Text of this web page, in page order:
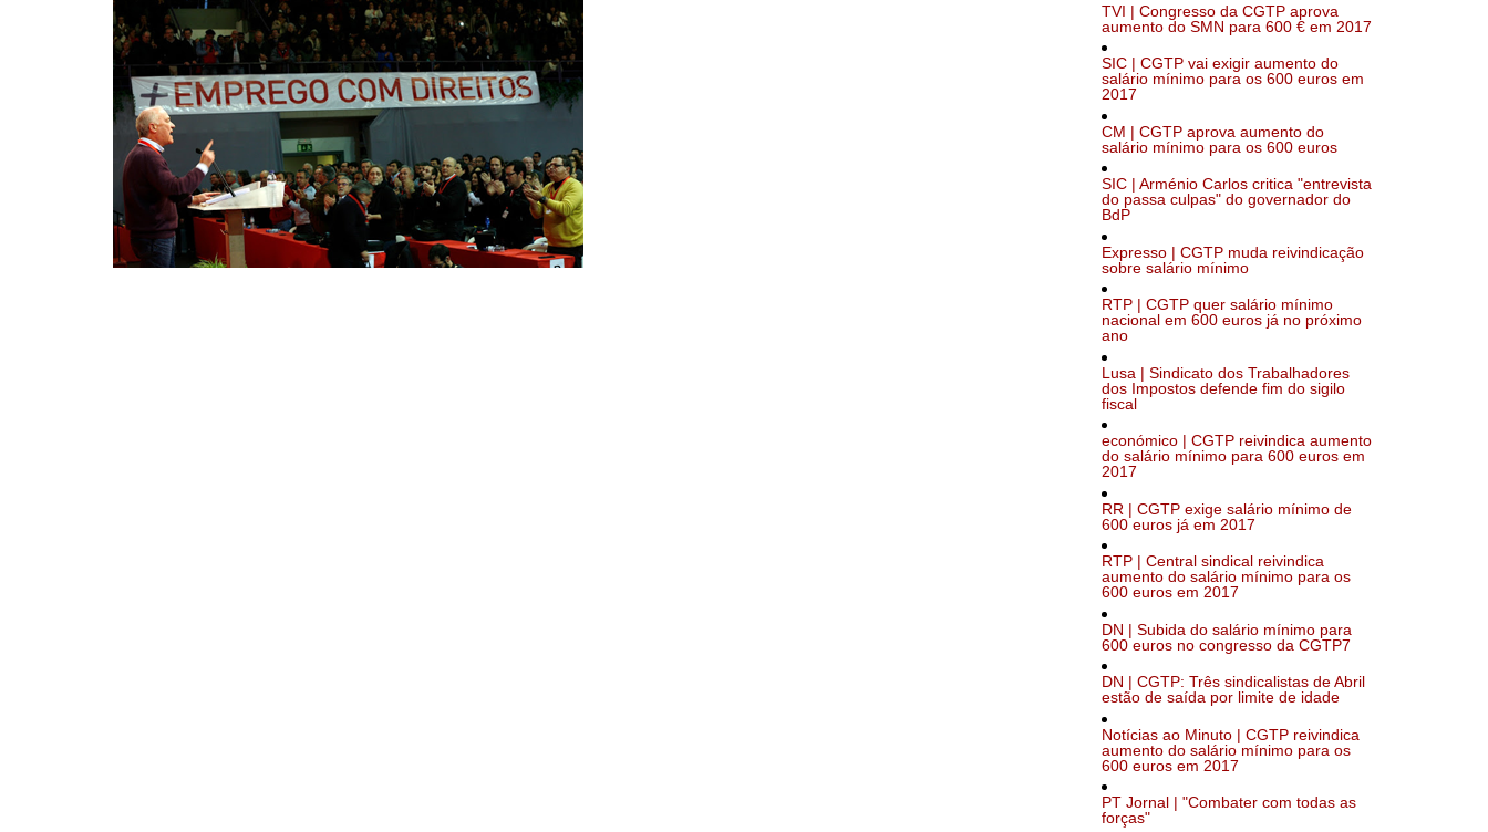
TVI | Congresso da CGTP aprova
aumento do SMN para 600 € em 2017
SIC | CGTP vai exigir aumento do
salário mínimo para os 600 euros em
2017
CM | CGTP aprova aumento do
salário mínimo para os 600 euros
SIC | Arménio Carlos critica "entrevista
do passa culpas" do governador do
BdP
Expresso | CGTP muda reivindicação
sobre salário mínimo
RTP | CGTP quer salário mínimo
nacional em 600 euros já no próximo
ano
Lusa | Sindicato dos Trabalhadores
dos Impostos defende fim do sigilo
fiscal
económico | CGTP reivindica aumento
do salário mínimo para 600 euros em
2017
RR | CGTP exige salário mínimo de
600 euros já em 2017
RTP | Central sindical reivindica
aumento do salário mínimo para os
600 euros em 2017
DN | Subida do salário mínimo para
600 euros no congresso da CGTP7
DN | CGTP: Três sindicalistas de Abril
estão de saída por limite de idade
Notícias ao Minuto | CGTP reivindica
aumento do salário mínimo para os
600 euros em 2017
PT Jornal | "Combater com todas as
forças"